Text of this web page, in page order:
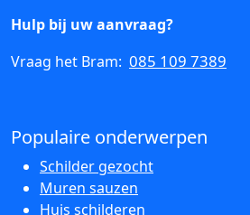
Hulp bij uw aanvraag?
Vraag het Bram: 085 109 7389
Populaire onderwerpen
Schilder gezocht
Muren sauzen
Huis schilderen